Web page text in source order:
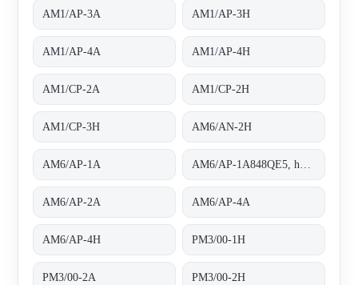
AM1/AP-3A AM1/AP-3H
AM1/AP-4A AM1/AP-4H
AM1/CP-2A AM1/CP-2H
AM1/CP-3H AM6/AN-2H
AM6/AP-1A AM6/AP-1A848QE5, housing completely threaded
AM6/AP-2A AM6/AP-4A
AM6/AP-4H PM3/00-1H
PM3/00-2A PM3/00-2H